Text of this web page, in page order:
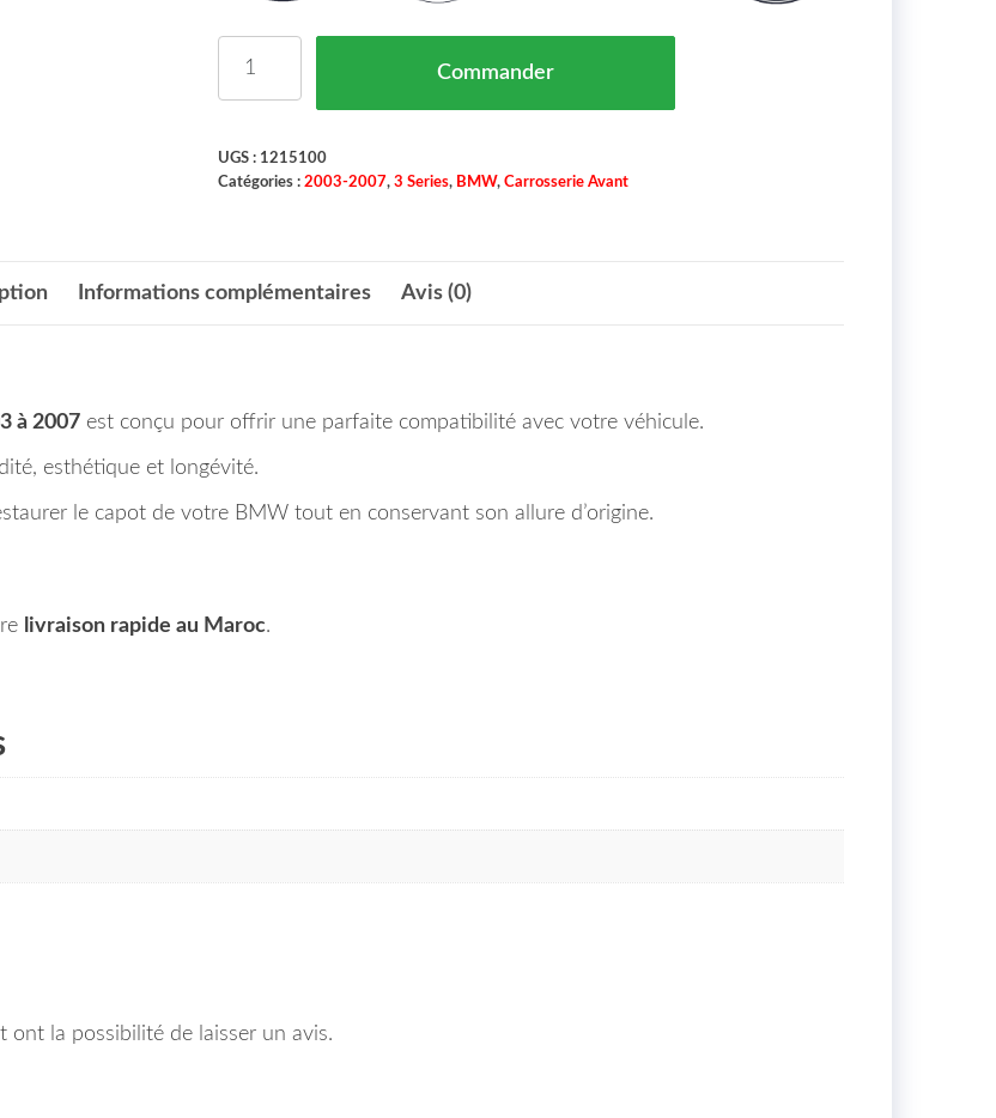
Commander
UGS : 1215100
Catégories : 2003-2007, 3 Series, BMW, Carrosserie Avant
Informations complémentaires Avis (0)
à 2007 est conçu pour offrir une parfaite compatibilité avec votre véhicule.
esthétique et longévité.
le capot de votre BMW tout en conservant son allure d’origine.
livraison rapide au Maroc.
ont la possibilité de laisser un avis.